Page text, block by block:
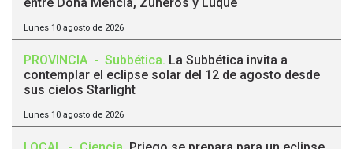
Lunes 10 agosto de 2026
PROVINCIA - Subbética. La Subbética invita a
contemplar el eclipse solar del 12 de agosto desde
sus cielos Starlight
Lunes 10 agosto de 2026